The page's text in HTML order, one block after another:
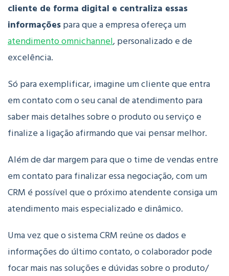
cliente de forma digital e centraliza essas
informaçõespara que a empresa ofereça um
atendimento omnichannel, personalizado e de
excelência.
Só para exemplificar, imagine um cliente que entra
em contato com o seu canal de atendimento para
saber mais detalhes sobre o produto ou serviço e
finalize a ligação afirmando que vai pensar melhor.
Além de dar margem para que o time de vendas entre
em contato para finalizar essa negociação, com um
CRM é possível que o próximo atendente consiga um
atendimento mais especializado e dinâmico.
Uma vez que o sistema CRM reúne os dados e
informações do último contato, o colaborador pode
focar mais nas soluções e dúvidas sobre o produto/